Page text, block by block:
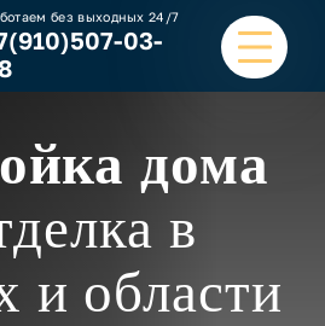
без выходных24/7
03-
дома
в
и области